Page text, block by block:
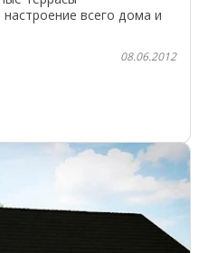
всего дома и
08.06.2012